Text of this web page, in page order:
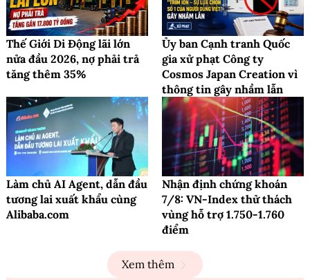
Thế Giới Di Động lãi lớn
nửa đầu 2026, nợ phải trả
tăng thêm 35%
Ủy ban Cạnh tranh Quốc
gia xử phạt Công ty
Cosmos Japan Creation vì
thông tin gây nhầm lẫn
Làm chủ AI Agent, dẫn đầu
tương lai xuất khẩu cùng
Alibaba.com
Nhận định chứng khoán
7/8: VN-Index thử thách
vùng hỗ trợ 1.750-1.760
điểm
Xem thêm